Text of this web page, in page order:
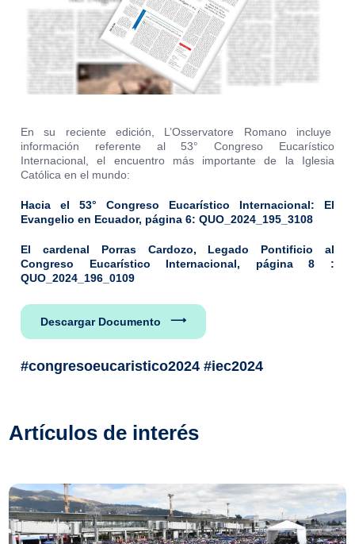
En su reciente edición, L’Osservatore Romano incluye
información referente al 53° Congreso Eucarístico
Internacional, el encuentro más importante de la Iglesia
Católica en el mundo:
Hacia el 53° Congreso Eucarístico Internacional: El
Evangelio en Ecuador, página 6: QUO_2024_195_3108
El cardenal Porras Cardozo, Legado Pontificio al
Congreso Eucarístico Internacional, página 8 :
QUO_2024_196_0109
Descargar Documento
#congresoeucaristico2024 #iec2024
Artículos de interés